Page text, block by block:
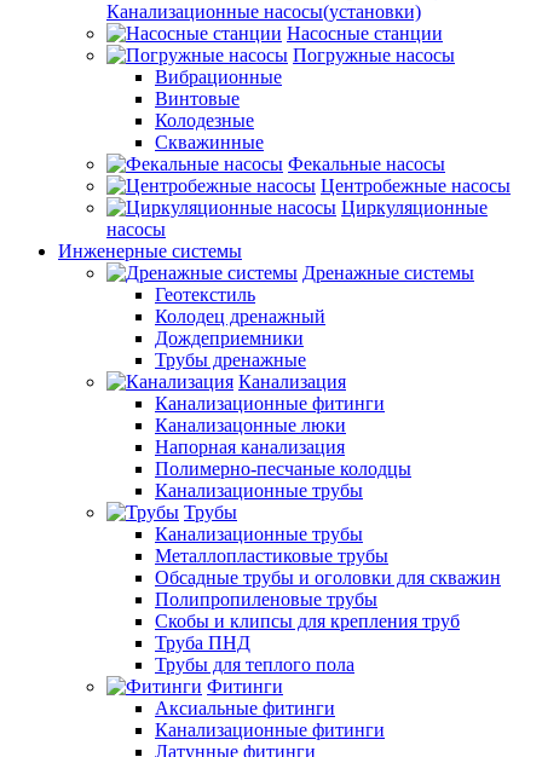
Канализационные насосы(установки)
Насосные станции
Погружные насосы
Вибрационные
Винтовые
Колодезные
Скважинные
Фекальные насосы
Центробежные насосы
Циркуляционные
насосы
Инженерные системы
Дренажные системы
Геотекстиль
Колодец дренажный
Дождеприемники
Трубы дренажные
Канализация
Канализационные фитинги
Канализацонные люки
Напорная канализация
Полимерно-песчаные колодцы
Канализационные трубы
Трубы
Канализационные трубы
Металлопластиковые трубы
Обсадные трубы и оголовки для скважин
Полипропиленовые трубы
Скобы и клипсы для крепления труб
Труба ПНД
Трубы для теплого пола
Фитинги
Аксиальные фитинги
Канализационные фитинги
Латунные фитинги